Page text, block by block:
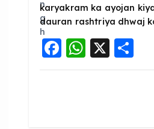
karyakram ka ayojan
dauran rashtriya dhwaj
F
a
W
h
X S
h